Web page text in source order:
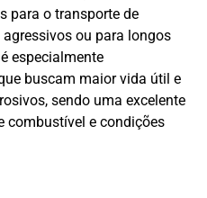
para o transporte de
ou para longos
especialmente
buscam maior vida útil e
sendo uma excelente
combustível e condições